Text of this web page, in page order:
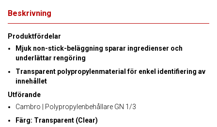
Beskrivning
Produktfördelar
Mjuk non-stick-beläggning sparar ingredienser och
underlättar rengöring
Transparent polypropylenmaterial för enkel identifiering av
innehållet
Utförande
Cambro | Polypropylenbehållare GN 1/3
Färg: Transparent (Clear)